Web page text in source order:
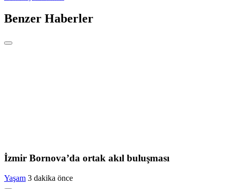
Benzer Haberler
İzmir Bornova’da ortak akıl buluşması
Yaşam 3 dakika önce